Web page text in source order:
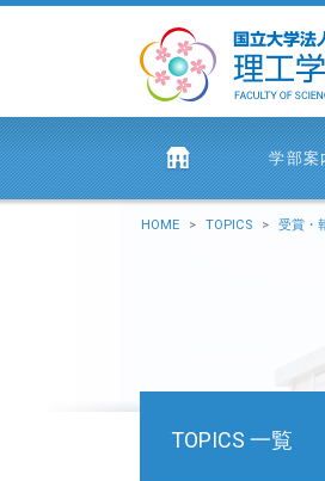
学部案
HOME TOPICS 受賞・
TOPICS 一覧